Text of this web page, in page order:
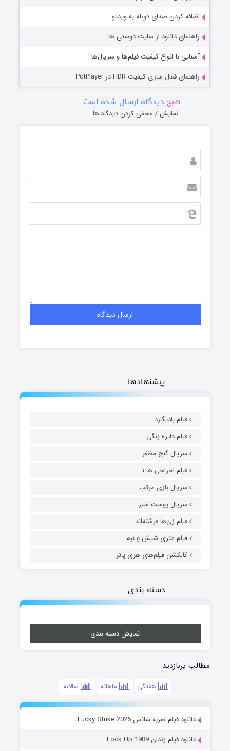
پیشنهادها
فیلم بادیگارد
فیلم دایره زنگی
سریال گنج مظفر
فیلم اخراجی ها ۱
سریال بازی مرکب
سریال پوست شیر
فیلم زن‌ها فرشته‌اند
فیلم متری شیش و نیم
کالکشن فیلم‌های هری پاتر
دسته بندی
نمایش دسته بندی
مطالب پربازدید
هفتگی ماهانه سالانه
دانلود فیلم ضربه شانس Lucky Strike 2026
دانلود فیلم زندان Lock Up 1989
اضافه کردن صدای دوبله به ویدئو
راهنمای دانلود از سایت دوستی ها
آشنایی با انواع کیفیت فیلم‌ها و سریال‌ها
راهنمای فعال سازی کیفیت HDR در PotPlayer
هیچ دیدگاه ارسال شده است
نمایش / مخفی کردن دیدگاه ها